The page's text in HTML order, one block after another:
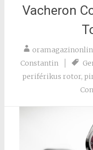
Vacheron
Constantin
periférikus rotor,